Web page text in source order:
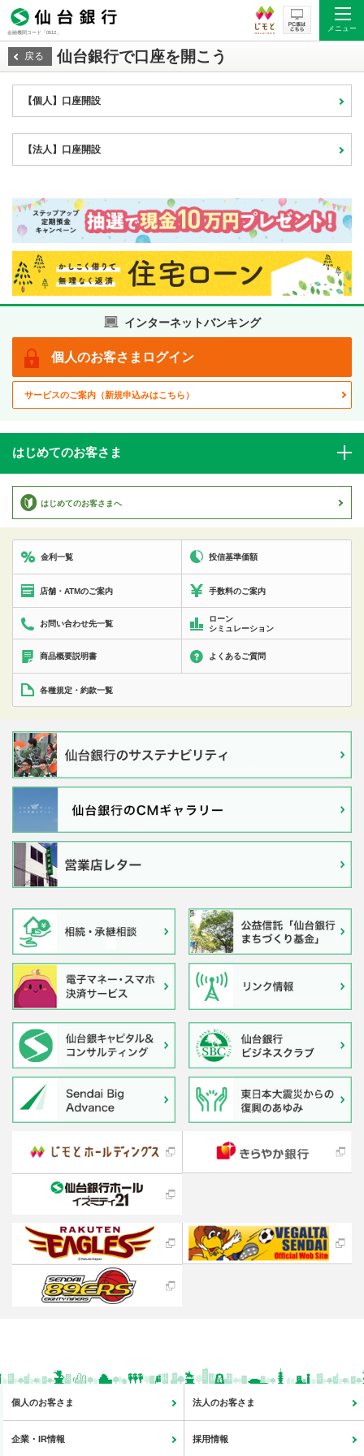
金融機関コード「0512」
メニュー
戻る 仙台銀行で口座を開こう
【個人】口座開設
【法人】口座開設
インターネットバンキング
個人のお客さま ログイン
サービスのご案内 （新規申込みはこちら）
はじめてのお客さま
はじめてのお客さまへ
金利一覧 投信基準価額
店舗・ATMのご案内 手数料のご案内
お問い合わせ先一覧
ローン
シミュレーション
商品概要説明書 よくあるご質問
各種規定・約款一覧
個人のお客さま 法人のお客さま
企業・IR情報 採用情報